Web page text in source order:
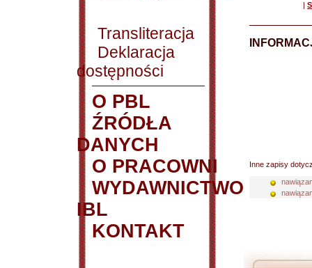
Transliteracja
Deklaracja
dostępności
O PBL
ŹRÓDŁA
DANYCH
O PRACOWNI
WYDAWNICTWO
IBL
KONTAKT
|
Inne zapisy